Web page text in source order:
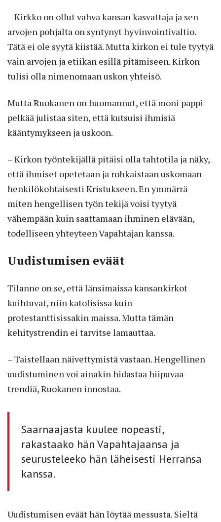
– Kirkko on ollut vahva kansan kasvattaja ja sen
arvojen pohjalta on syntynyt hyvinvointivaltio.
Tätä ei ole syytä kiistää. Mutta kirkon ei tule tyytyä
vain arvojen ja etiikan esillä pitämiseen. Kirkon
tulisi olla nimenomaan uskon yhteisö.
Mutta Ruokanen on huomannut, että moni pappi
pelkää julistaa siten, että kutsuisi ihmisiä
kääntymykseen ja uskoon.
– Kirkon työntekijällä pitäisi olla tahtotila ja näky,
että ihmiset opetetaan ja rohkaistaan uskomaan
henkilökohtaisesti Kristukseen. En ymmärrä
miten hengellisen työn tekijä voisi tyytyä
vähempään kuin saattamaan ihminen elävään,
todelliseen yhteyteen Vapahtajan kanssa.
Uudistumisen eväät
Tilanne on se, että länsimaissa kansankirkot
kuihtuvat, niin katolisissa kuin
protestanttisissakin maissa. Mutta tämän
kehitystrendin ei tarvitse lamauttaa.
– Taistellaan näivettymistä vastaan. Hengellinen
uudistuminen voi ainakin hidastaa hiipuvaa
trendiä, Ruokanen innostaa.
Saarnaajasta kuulee nopeasti,
rakastaako hän Vapahtajaansa ja
seurusteleeko hän läheisesti Herransa
kanssa.
Uudistumisen eväät hän löytää messusta. Sieltä